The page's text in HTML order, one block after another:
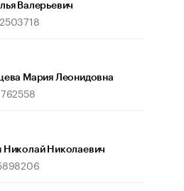
Валерьевич
Мария Леонидовна
Николаевич